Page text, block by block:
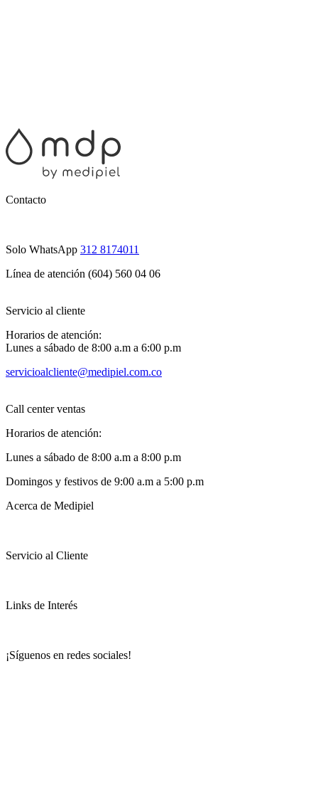
Contacto
Solo WhatsApp 312 8174011
Línea de atención (604) 560 04 06
Servicio al cliente
Horarios de atención:
Lunes a sábado de 8:00 a.m a 6:00 p.m
servicioalcliente@medipiel.com.co
Call center ventas
Horarios de atención:
Lunes a sábado de 8:00 a.m a 8:00 p.m
Domingos y festivos de 9:00 a.m a 5:00 p.m
Acerca de Medipiel
Servicio al Cliente
Links de Interés
¡Síguenos en redes sociales!